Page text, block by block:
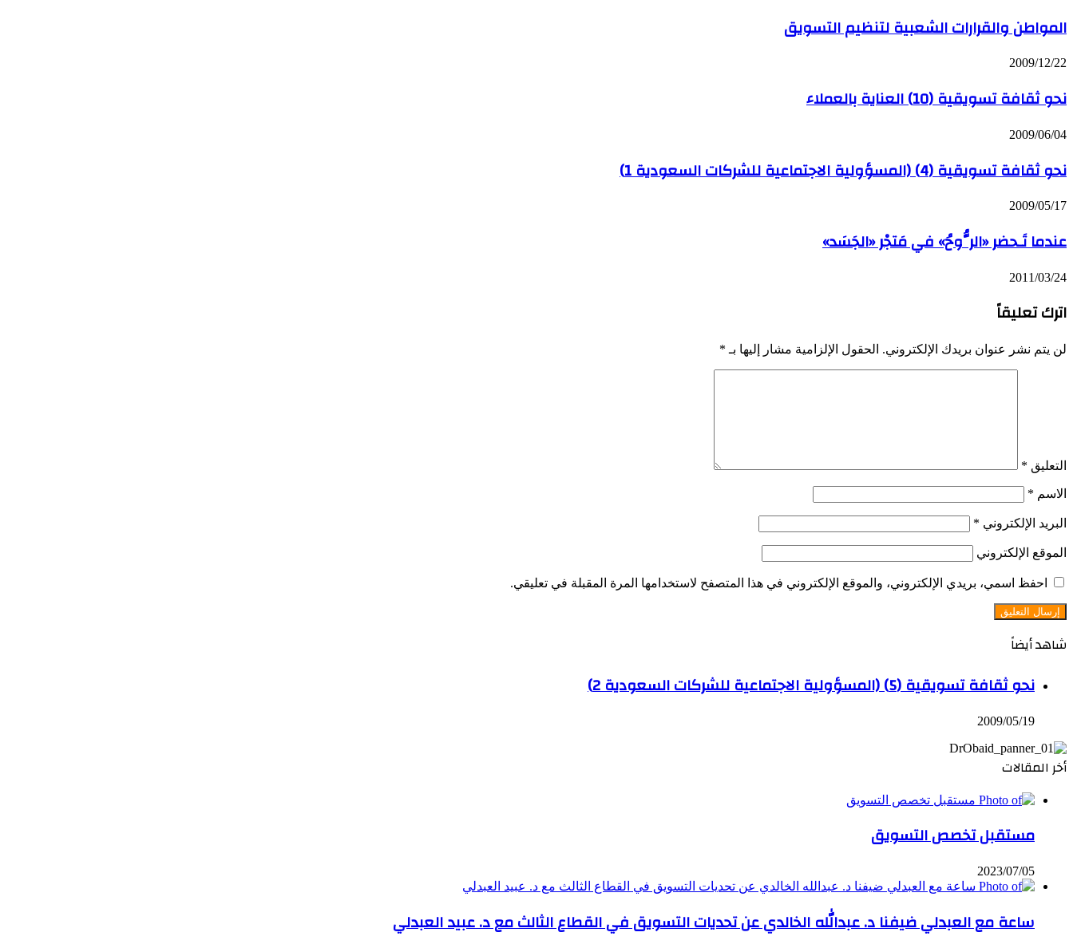
المواطن والقرارات الشعبية لتنظيم التسويق
2009/12/22
نحو ثقافة تسويقية (10) العناية بالعملاء
2009/06/04
نحو ثقافة تسويقية (4) (المسؤولية الاجتماعية للشركات السعودية 1)
2009/05/17
عندما تَـحضر «الرُّوحُ» في مَتجْر «الجَسَد»
2011/03/24
اترك تعليقاً
لن يتم نشر عنوان بريدك الإلكتروني. الحقول الإلزامية مشار إليها بـ *
التعليق *
الاسم *
البريد الإلكتروني *
الموقع الإلكتروني
احفظ اسمي، بريدي الإلكتروني، والموقع الإلكتروني في هذا المتصفح لاستخدامها المرة المقبلة في تعليقي.
شاهد أيضاً
نحو ثقافة تسويقية (5) (المسؤولية الاجتماعية للشركات السعودية 2)
2009/05/19
أخر المقالات
مستقبل تخصص التسويق
2023/07/05
ساعة مع العبدلي ضيفنا د. عبدالله الخالدي عن تحديات التسويق في القطاع الثالث مع د. عبيد العبدلي